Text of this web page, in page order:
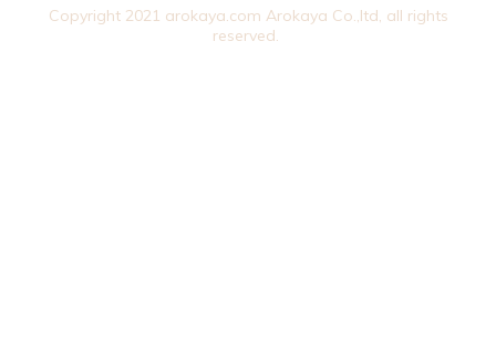
Copyright 2021 arokaya.com Arokaya Co.,ltd, all rights
reserved.